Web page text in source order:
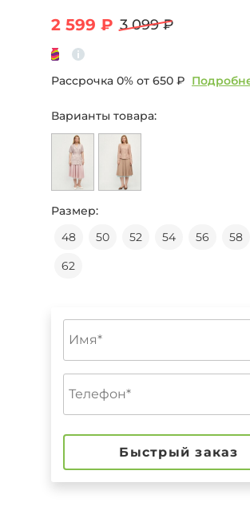
2 599 ₽ 3 099 ₽
Рассрочка 0% от 650 ₽
Варианты товара:
Размер:
48
50 52 54 56 58
62
Быстрый заказ